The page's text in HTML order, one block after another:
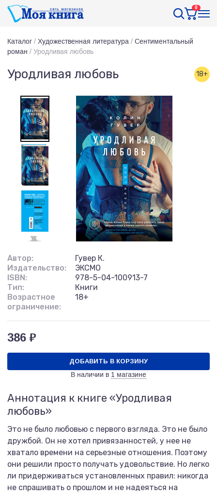
0
Каталог / Художественная литература / Сентиментальный
роман / Уродливая любовь
Уродливая любовь 18+
Автор:
Гувер К.
Издательство:
ЭКСМО
ISBN:
978-5-04-100913-7
Тип:
Книги
Возрастное
ограничение:
18+
386 ₽
ДОБАВИТЬ В КОРЗИНУ
В наличии в 1 магазине
Аннотация к книге «Уродливая
любовь»
Это не было любовью с первого взгляда. Это не было
дружбой. Он не хотел привязанностей, у нее не
хватало времени на серьезные отношения. Поэтому
они решили просто получать удовольствие. Но легко
ли придерживаться установленных правил: никогда
не спрашивать о прошлом и не надеяться на